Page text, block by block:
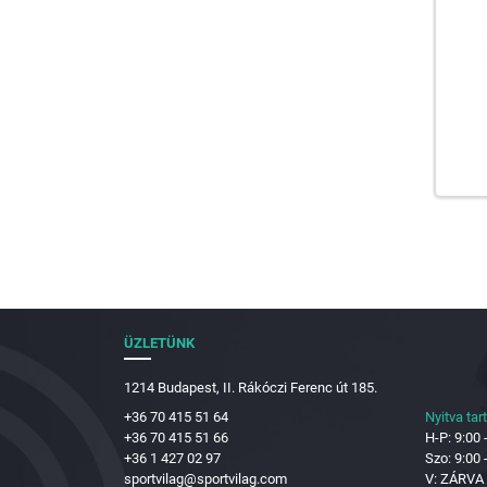
ÜZLETÜNK
1214 Budapest, II. Rákóczi Ferenc út 185.
+36 70 415 51 64
+36 70 415 51 66
+36 1 427 02 97
sportvilag@sportvilag.com
Nyitva
H-P: 9:00
Szo: 9:00
V: ZÁRVA